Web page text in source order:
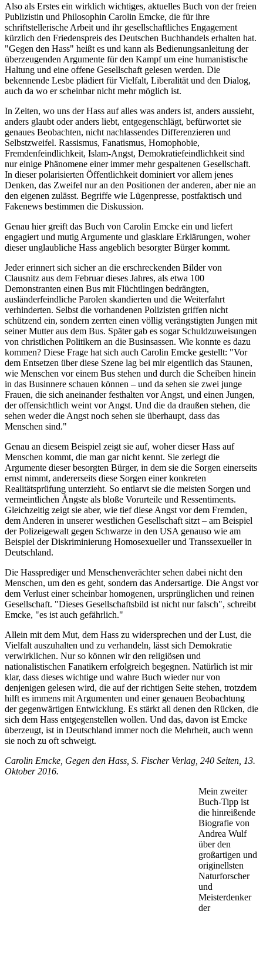
Also als Erstes ein wirklich wichtiges, aktuelles Buch von der freien
Publizistin und Philosophin Carolin Emcke, die für ihre
schriftstellerische Arbeit und ihr gesellschaftliches Engagement
kürzlich den Friedenspreis des Deutschen Buchhandels erhalten hat.
"Gegen den Hass" heißt es und kann als Bedienungsanleitung der
überzeugenden Argumente für den Kampf um eine humanistische
Haltung und eine offene Gesellschaft gelesen werden. Die
bekennende Lesbe plädiert für Vielfalt, Liberalität und den Dialog,
auch da wo er scheinbar nicht mehr möglich ist.
In Zeiten, wo uns der Hass auf alles was anders ist, anders aussieht,
anders glaubt oder anders liebt, entgegenschlägt, befürwortet sie
genaues Beobachten, nicht nachlassendes Differenzieren und
Selbstzweifel. Rassismus, Fanatismus, Homophobie,
Fremdenfeindlichkeit, Islam-Angst, Demokratiefeindlichkeit sind
nur einige Phänomene einer immer mehr gespaltenen Gesellschaft.
In dieser polarisierten Öffentlichkeit dominiert vor allem jenes
Denken, das Zweifel nur an den Positionen der anderen, aber nie an
den eigenen zulässt. Begriffe wie Lügenpresse, postfaktisch und
Fakenews bestimmen die Diskussion.
Genau hier greift das Buch von Carolin Emcke ein und liefert
engagiert und mutig Argumente und glasklare Erklärungen, woher
dieser unglaubliche Hass angeblich besorgter Bürger kommt.
Jeder erinnert sich sicher an die erschreckenden Bilder von
Clausnitz aus dem Februar dieses Jahres, als etwa 100
Demonstranten einen Bus mit Flüchtlingen bedrängten,
ausländerfeindliche Parolen skandierten und die Weiterfahrt
verhinderten. Selbst die vorhandenen Polizisten griffen nicht
schützend ein, sondern zerrten einen völlig verängstigten Jungen mit
seiner Mutter aus dem Bus. Später gab es sogar Schuldzuweisungen
von christlichen Politikern an die Businsassen. Wie konnte es dazu
kommen? Diese Frage hat sich auch Carolin Emcke gestellt: "Vor
dem Entsetzen über diese Szene lag bei mir eigentlich das Staunen,
wie Menschen vor einem Bus stehen und durch die Scheiben hinein
in das Businnere schauen können – und da sehen sie zwei junge
Frauen, die sich aneinander festhalten vor Angst, und einen Jungen,
der offensichtlich weint vor Angst. Und die da draußen stehen, die
sehen weder die Angst noch sehen sie überhaupt, dass das
Menschen sind."
Genau an diesem Beispiel zeigt sie auf, woher dieser Hass auf
Menschen kommt, die man gar nicht kennt. Sie zerlegt die
Argumente dieser besorgten Bürger, in dem sie die Sorgen einerseits
ernst nimmt, andererseits diese Sorgen einer konkreten
Realitätsprüfung unterzieht. So entlarvt sie die meisten Sorgen und
vermeintlichen Ängste als bloße Vorurteile und Ressentiments.
Gleichzeitig zeigt sie aber, wie tief diese Angst vor dem Fremden,
dem Anderen in unserer westlichen Gesellschaft sitzt – am Beispiel
der Polizeigewalt gegen Schwarze in den USA genauso wie am
Beispiel der Diskriminierung Homosexueller und Transsexueller in
Deutschland.
Die Hassprediger und Menschenverächter sehen dabei nicht den
Menschen, um den es geht, sondern das Andersartige. Die Angst vor
dem Verlust einer scheinbar homogenen, ursprünglichen und reinen
Gesellschaft. "Dieses Gesellschaftsbild ist nicht nur falsch", schreibt
Emcke, "es ist auch gefährlich."
Allein mit dem Mut, dem Hass zu widersprechen und der Lust, die
Vielfalt auszuhalten und zu verhandeln, lässt sich Demokratie
verwirklichen. Nur so können wir den religiösen und
nationalistischen Fanatikern erfolgreich begegnen. Natürlich ist mir
klar, dass dieses wichtige und wahre Buch wieder nur von
denjenigen gelesen wird, die auf der richtigen Seite stehen, trotzdem
hilft es immens mit Argumenten und einer genauen Beobachtung
der gegenwärtigen Entwicklung. Es stärkt all denen den Rücken, die
sich dem Hass entgegenstellen wollen. Und das, davon ist Emcke
überzeugt, ist in Deutschland immer noch die Mehrheit, auch wenn
sie noch zu oft schweigt.
Carolin Emcke, Gegen den Hass, S. Fischer Verlag, 240 Seiten, 13.
Oktober 2016.
Mein zweiter
Buch-Tipp ist
die hinreißende
Biografie von
Andrea Wulf
über den
großartigen und
originellsten
Naturforscher
und
Meisterdenker
der